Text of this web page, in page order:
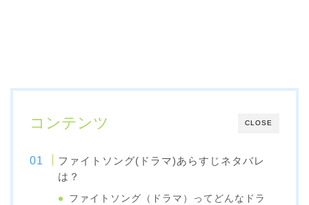
CLOSE
コンテンツ
ファイトソング(ドラマ)あらすじネタバレ
は？
ファイトソング（ドラマ）ってどんなドラ